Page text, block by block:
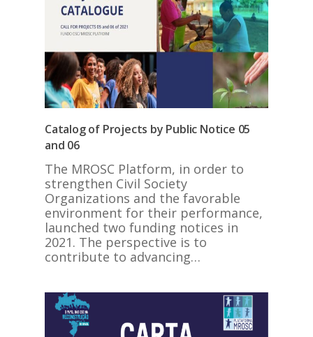
Catalog of Projects by Public Notice 05
and 06
The MROSC Platform, in order to
strengthen Civil Society
Organizations and the favorable
environment for their performance,
launched two funding notices in
2021. The perspective is to
contribute to advancing…